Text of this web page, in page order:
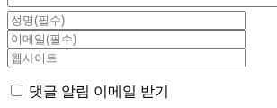
댓글 알림 이메일 받기